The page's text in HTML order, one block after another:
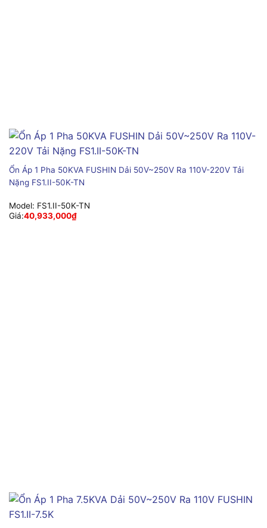
Ổn Áp 1 Pha 50KVA FUSHIN Dải 50V~250V Ra 110V-220V Tải
Nặng FS1.II-50K-TN
Model: FS1.II-50K-TN
Giá:40,933,000₫